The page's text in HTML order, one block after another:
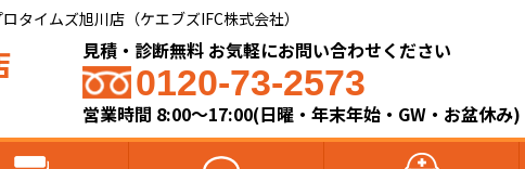
タイムズ旭川店（ケエブズIFC株式会社）​
見積・診断無料 お気軽にお問い合わせください
0120-73-2573
営業時間 8:00～17:00(日曜・年末年始・GW・お盆休み)